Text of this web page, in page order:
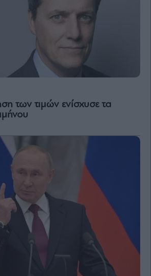
των τιμών ενίσχυσε τα